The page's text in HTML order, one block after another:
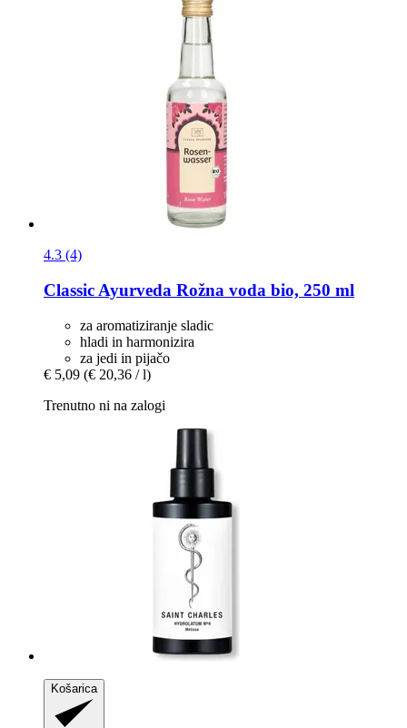
4.3 (4)
Classic Ayurveda Rožna voda bio, 250 ml
za aromatiziranje sladic
hladi in harmonizira
za jedi in pijačo
€ 5,09 (€ 20,36 / l)
Trenutno ni na zalogi
Košarica